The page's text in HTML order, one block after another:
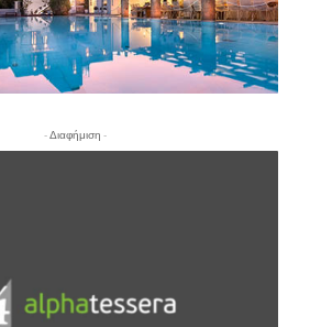
- Διαφήμιση -